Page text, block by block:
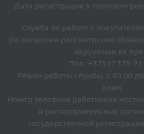
Дата регистрации в торговом
Служба по работе с
(по вопросам рассмотрения
нарушении их
Тел.: +37517 375-
Режим работы службы: с 09:00
дням.
Номер телефона работников
и распорядительных
государственной